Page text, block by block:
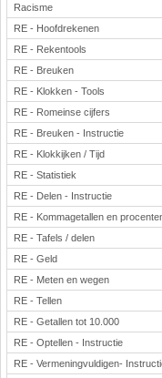
Racisme
RE - Hoofdrekenen
RE - Rekentools
RE - Breuken
RE - Klokken - Tools
RE - Romeinse cijfers
RE - Breuken - Instructie
RE - Klokkijken / Tijd
RE - Statistiek
RE - Delen - Instructie
RE - Kommagetallen en
RE - Tafels / delen
RE - Geld
RE - Meten en wegen
RE - Tellen
RE - Getallen tot 10.000
RE - Optellen - Instructie
RE - Vermeningvuldigen-